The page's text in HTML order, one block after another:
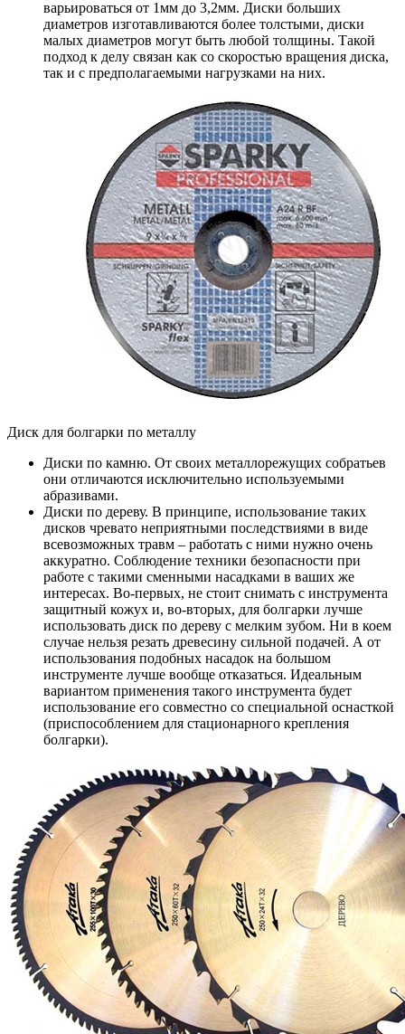
варьироваться от 1мм до 3,2мм. Диски больших
диаметров изготавливаются более толстыми, диски
малых диаметров могут быть любой толщины. Такой
подход к делу связан как со скоростью вращения диска,
так и с предполагаемыми нагрузками на них.
Диск для болгарки по металлу
Диски по камню. От своих металлорежущих собратьев
они отличаются исключительно используемыми
абразивами.
Диски по дереву. В принципе, использование таких
дисков чревато неприятными последствиями в виде
всевозможных травм – работать с ними нужно очень
аккуратно. Соблюдение техники безопасности при
работе с такими сменными насадками в ваших же
интересах. Во-первых, не стоит снимать с инструмента
защитный кожух и, во-вторых, для болгарки лучше
использовать диск по дереву с мелким зубом. Ни в коем
случае нельзя резать древесину сильной подачей. А от
использования подобных насадок на большом
инструменте лучше вообще отказаться. Идеальным
вариантом применения такого инструмента будет
использование его совместно со специальной оснасткой
(приспособлением для стационарного крепления
болгарки).